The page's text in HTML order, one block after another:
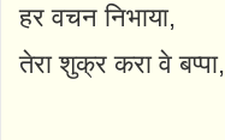
हर वचन निभाया,
तेरा शुक्र करा वे